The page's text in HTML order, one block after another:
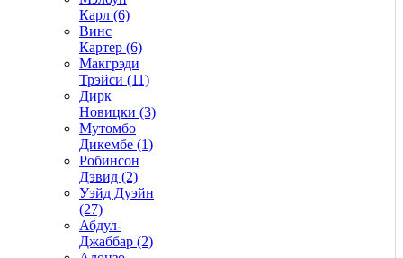
Карл (6)
Винс
Картер (6)
Макгрэди
Трэйси (11)
Дирк
Новицки (3)
Мутомбо
Дикембе (1)
Робинсон
Дэвид (2)
Уэйд Дуэйн
(27)
Абдул-
Джаббар (2)